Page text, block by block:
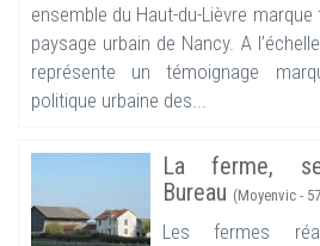
ensemble du Haut-du-Lièvre
paysage urbain de Nancy. A
représente un témoignage
politique urbaine des...
La ferme,
Bureau (Moyenvic -
Les fermes